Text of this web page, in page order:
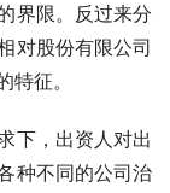
界限。反过来分
对股份有限公司
征。
下，出资人对出
种不同的公司治